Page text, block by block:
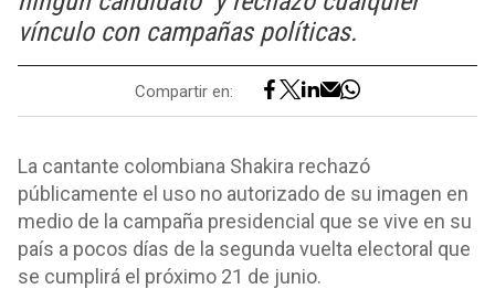
vínculo con campañas políticas.
Compartir en:
La cantante colombiana Shakira rechazó
públicamente el uso no autorizado de su imagen en
medio de la campaña presidencial que se vive en su
país a pocos días de la segunda vuelta electoral que
se cumplirá el próximo 21 de junio.